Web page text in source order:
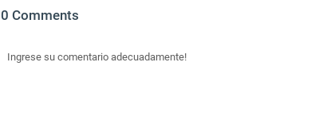
0 Comments
Ingrese su comentario adecuadamente!